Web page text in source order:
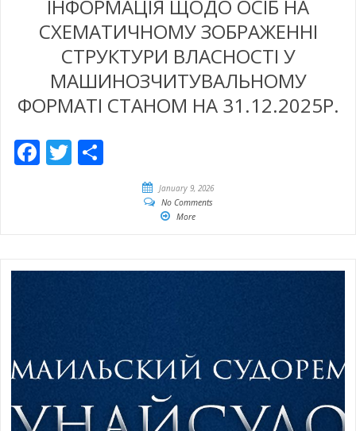
ІНФОРМАЦІЯ ЩОДО ОСІБ НА
СХЕМАТИЧНОМУ ЗОБРАЖЕННІ
СТРУКТУРИ ВЛАСНОСТІ У
МАШИНОЗЧИТУВАЛЬНОМУ
ФОРМАТІ СТАНОМ НА 31.12.2025Р.
Facebook
Twitter
January 9, 2026
No Comments
More